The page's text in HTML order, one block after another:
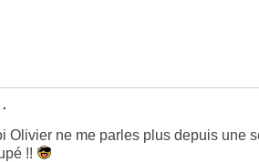
Olivier ne me parles plus depuis une
!!